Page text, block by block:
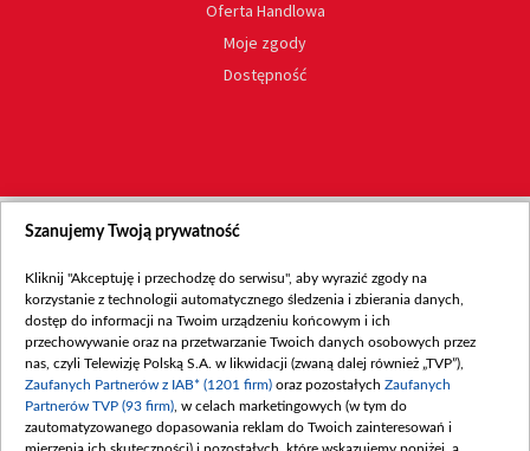
Oferta Handlowa
Moje zgody
Dostępność
Szanujemy Twoją prywatność
Kliknij "Akceptuję i przechodzę do serwisu", aby wyrazić zgody na
korzystanie z technologii automatycznego śledzenia i zbierania danych,
dostęp do informacji na Twoim urządzeniu końcowym i ich
przechowywanie oraz na przetwarzanie Twoich danych osobowych przez
nas, czyli Telewizję Polską S.A. w likwidacji (zwaną dalej również „TVP”),
Zaufanych Partnerów z IAB* (1201 firm) oraz pozostałych Zaufanych
Partnerów TVP (93 firm) , w celach marketingowych (w tym do
zautomatyzowanego dopasowania reklam do Twoich zainteresowań i